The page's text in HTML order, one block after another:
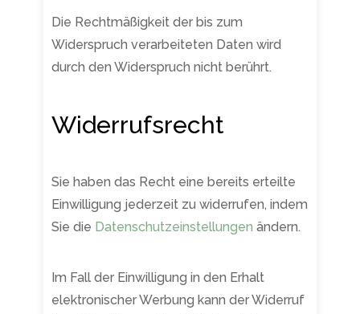
Die Rechtmäßigkeit der bis zum
Widerspruch verarbeiteten Daten wird
durch den Widerspruch nicht berührt.
Widerrufsrecht
Sie haben das Recht eine bereits erteilte
Einwilligung jederzeit zu widerrufen, indem
Sie die Datenschutzeinstellungen ändern.
Im Fall der Einwilligung in den Erhalt
elektronischer Werbung kann der Widerruf